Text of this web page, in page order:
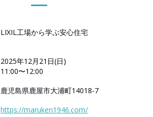
LIXIL工場から学ぶ安心住宅
2025年12月21日(日)
11:00〜12:00
鹿児島県鹿屋市大浦町14018-7
https://maruken1946.com/